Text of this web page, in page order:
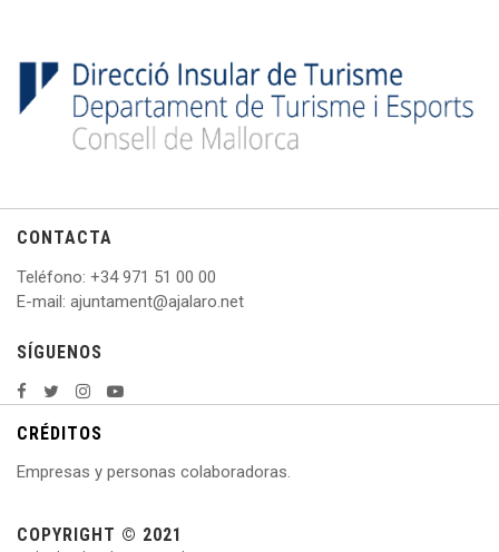
CONTACTA
Teléfono: +34 971 51 00 00
E-mail: ajuntament@ajalaro.net
SÍGUENOS
CRÉDITOS
Empresas y personas colaboradoras.
COPYRIGHT © 2021